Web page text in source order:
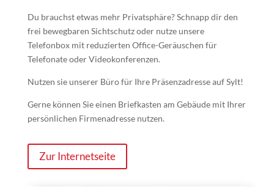
Du brauchst etwas mehr Privatsphäre? Schnapp dir den
frei bewegbaren Sichtschutz oder nutze unsere
Telefonbox mit reduzierten Office-Geräuschen für
Telefonate oder Videokonferenzen.
Nutzen sie unserer Büro für Ihre Präsenzadresse auf Sylt!
Gerne können Sie einen Briefkasten am Gebäude mit Ihrer
persönlichen Firmenadresse nutzen.
Zur Internetseite